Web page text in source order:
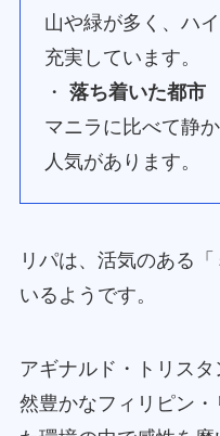
山や緑が多く、ハ
充実しています。
・落ち着いた都市
マニラに比べて静
人気があります。
リパは、活気のある
いるようです。
アギナルド・トリス
然豊かなフィリピン